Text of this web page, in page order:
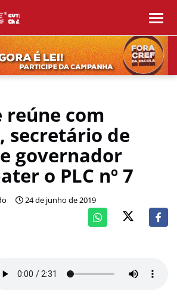
reúne com
secretário de
governador
o PLC nº 7
24 de junho de 2019